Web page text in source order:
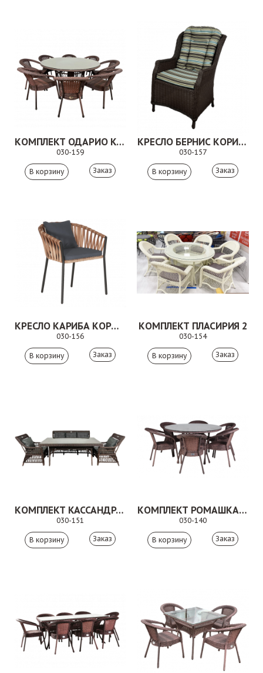
КОМПЛЕКТ ОДАРИО КОРИЧНЕВЫЙ
030-159
Заказ
КРЕСЛО БЕРНИС КОРИЧНЕВОЕ
030-157
Заказ
КРЕСЛО КАРИБА КОРИЧНЕВОЕ
030-156
Заказ
КОМПЛЕКТ ПЛАСИРИЯ 2
030-154
Заказ
КОМПЛЕКТ КАССАНДРА 5
030-151
Заказ
КОМПЛЕКТ РОМАШКА КОРИЧНЕВЫЙ
030-140
Заказ